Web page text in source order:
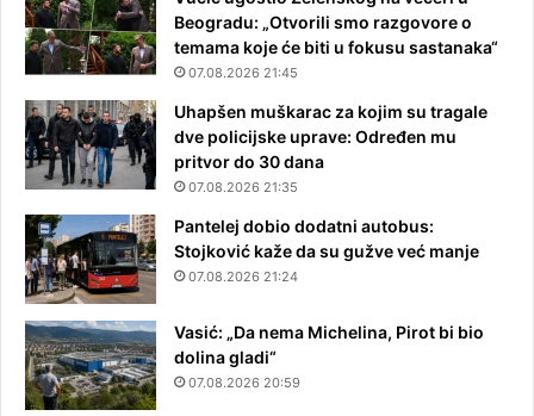
Beogradu: „Otvorili smo razgovore o
temama koje će biti u fokusu sastanaka“
07.08.2026 21:45
Uhapšen muškarac za kojim su tragale
dve policijske uprave: Određen mu
pritvor do 30 dana
07.08.2026 21:35
Pantelej dobio dodatni autobus:
Stojković kaže da su gužve već manje
07.08.2026 21:24
Vasić: „Da nema Michelina, Pirot bi bio
dolina gladi“
07.08.2026 20:59